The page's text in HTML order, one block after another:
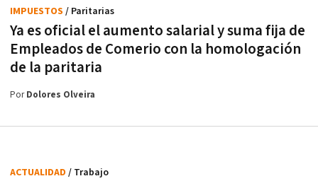
Ya es oficial el aumento salarial y suma fija de
Empleados de Comerio con la homologación
de la paritaria
IMPUESTOS / Paritarias
PorDolores Olveira
ACTUALIDAD / Trabajo